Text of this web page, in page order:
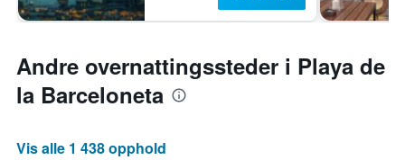
Andre overnattingssteder i Playa de
la Barceloneta
Vis alle 1 438 opphold